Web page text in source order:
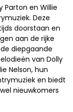
Parton en Willie
Deze
doorstaan en
aan de rijke
diepgaande
van Dolly
Nelson, hun
en biedt
nieuwkomers